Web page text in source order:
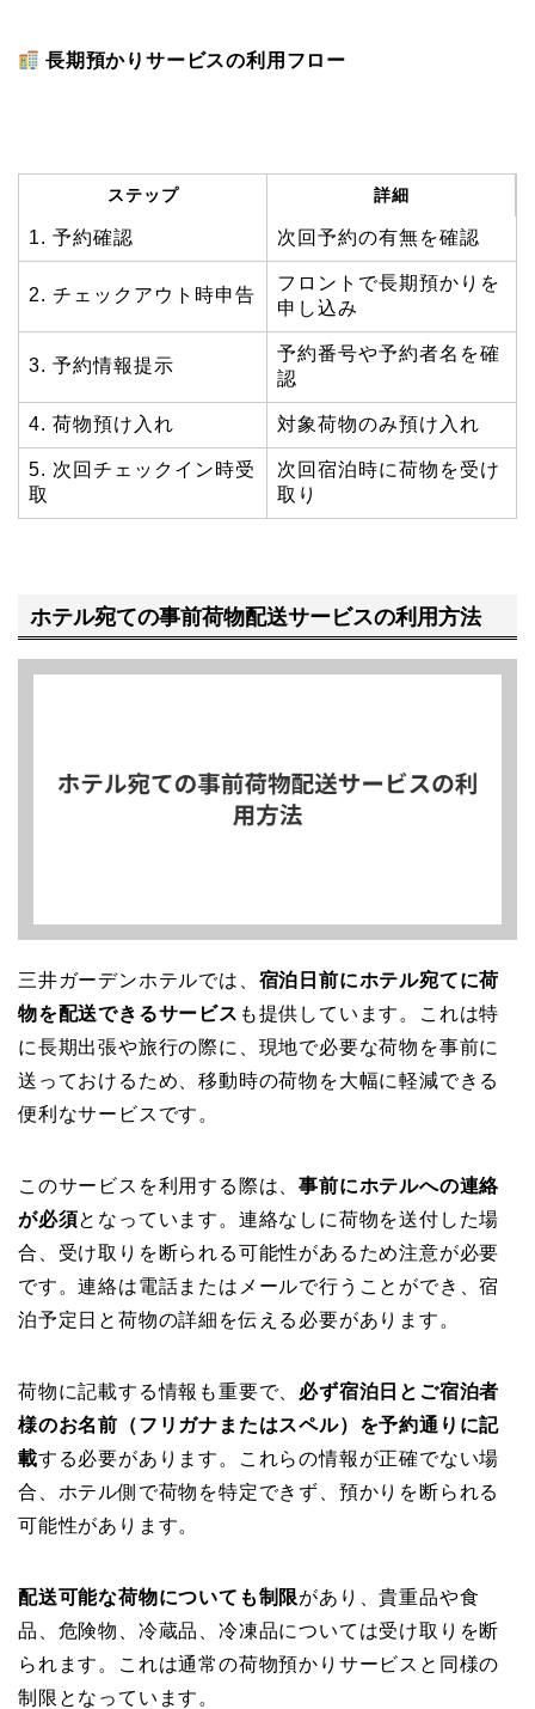
長期預かりサービスの利用フロー
ステップ 詳細
1. 予約確認 次回予約の有無を確認
2. チェックアウト時申告
フロントで長期預かりを
申し込み
3. 予約情報提示
予約番号や予約者名を確
認
4. 荷物預け入れ 対象荷物のみ預け入れ
5. 次回チェックイン時受
取
次回宿泊時に荷物を受け
取り
ホテル宛ての事前荷物配送サービスの利用方法
三井ガーデンホテルでは、 宿泊日前にホテル宛てに荷
物を配送できるサービス も提供しています。これは特
に長期出張や旅行の際に、現地で必要な荷物を事前に
送っておけるため、移動時の荷物を大幅に軽減できる
便利なサービスです。
このサービスを利用する際は、事前にホテルへの連絡
が必須となっています。連絡なしに荷物を送付した場
合、受け取りを断られる可能性があるため注意が必要
です。連絡は電話またはメールで行うことができ、宿
泊予定日と荷物の詳細を伝える必要があります。
荷物に記載する情報も重要で、 必ず宿泊日とご宿泊者
様のお名前（フリガナまたはスペル）を予約通りに記
載する必要があります。これらの情報が正確でない場
合、ホテル側で荷物を特定できず、預かりを断られる
可能性があります。
配送可能な荷物についても制限があり、貴重品や食
品、危険物、冷蔵品、冷凍品については受け取りを断
られます。これは通常の荷物預かりサービスと同様の
制限となっています。